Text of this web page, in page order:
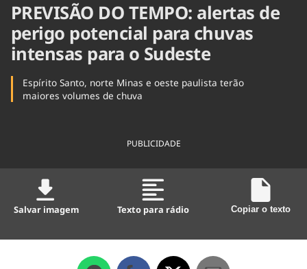
PREVISÃO DO TEMPO: alertas de
perigo potencial para chuvas
intensas para o Sudeste
Espírito Santo, norte Minas e oeste paulista terão
maiores volumes de chuva
PUBLICIDADE
Salvar imagem Texto para rádio Copiar o texto